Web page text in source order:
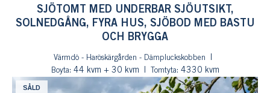
SJÖTOMT MED UNDERBAR SJÖUTSIKT,
SOLNEDGÅNG, FYRA HUS, SJÖBOD MED BASTU
OCH BRYGGA
Värmdö - Haröskärgården - Dämpluckskobben
Boyta: 44 kvm + 30 kvm Tomtyta: 4330 kvm
SÅLD